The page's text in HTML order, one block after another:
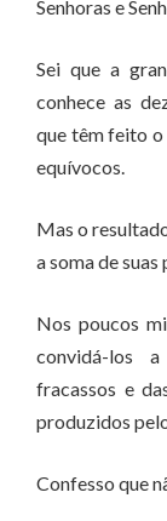
Senhoras e
Sei que a
conhece as
que têm feito o
equívocos.
Mas o
a soma de suas
Nos poucos
convidá-los
fracassos e
produzidos
Confesso que